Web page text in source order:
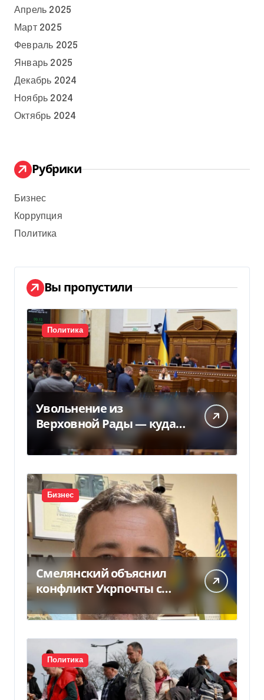
Апрель 2025
Март 2025
Февраль 2025
Январь 2025
Декабрь 2024
Ноябрь 2024
Октябрь 2024
Рубрики
Бизнес
Коррупция
Политика
Вы пропустили
Политика
Увольнение из
Верховной Рады — куда
исчез 71 народный
депутат за семь лет
Бизнес
Смелянский объяснил
конфликт Укрпочты с
НБУ из-за платежек
Политика